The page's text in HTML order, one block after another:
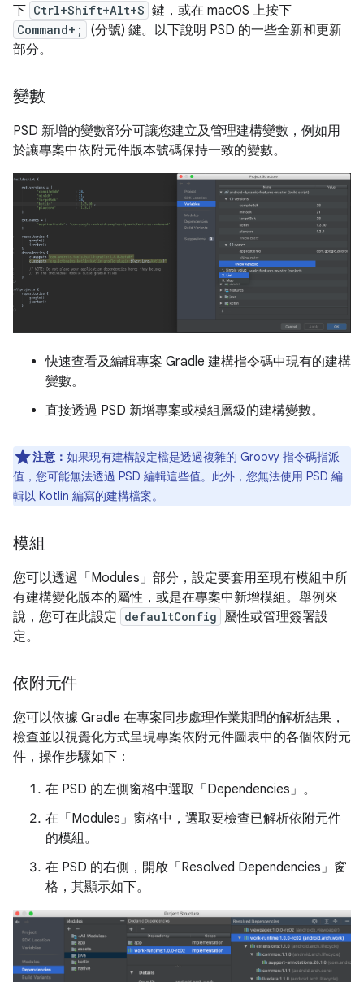
下 Ctrl+Shift+Alt+S 鍵，或在 macOS 上按下
Command+;
(分號) 鍵。以下說明 PSD 的一些全新和更新
部分。
變數
PSD 新增的變數部分可讓您建立及管理建構變數，例如用
於讓專案中依附元件版本號碼保持一致的變數。
快速查看及編輯專案 Gradle 建構指令碼中現有的建構
變數。
直接透過 PSD 新增專案或模組層級的建構變數。
注意： 如果現有建構設定檔是透過複雜的 Groovy 指令碼指派
值，您可能無法透過 PSD 編輯這些值。此外，您無法使用 PSD 編
輯以 Kotlin 編寫的建構檔案。
模組
您可以透過「Modules」 部分，設定要套用至現有模組中所
有建構變化版本的屬性，或是在專案中新增模組。舉例來
說，您可在此設定 defaultConfig 屬性或管理簽署設
定。
依附元件
您可以依據 Gradle 在專案同步處理作業期間的解析結果，
檢查並以視覺化方式呈現專案依附元件圖表中的各個依附元
件，操作步驟如下：
在 PSD 的左側窗格中選取「Dependencies」 。
在「Modules」 窗格中，選取要檢查已解析依附元件
的模組。
在 PSD 的右側，開啟「Resolved Dependencies」窗
格，其顯示如下。